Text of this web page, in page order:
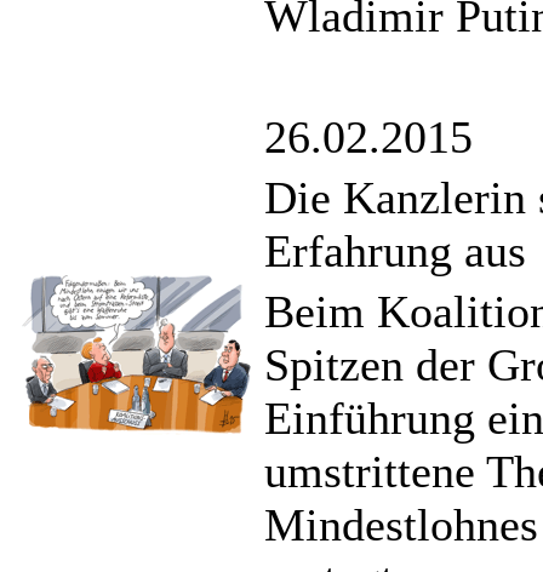
Wladimir
26.02.2015
Die Kanzlerin
Erfahrung aus
Beim
Spitzen der
Einführung
umstrittene